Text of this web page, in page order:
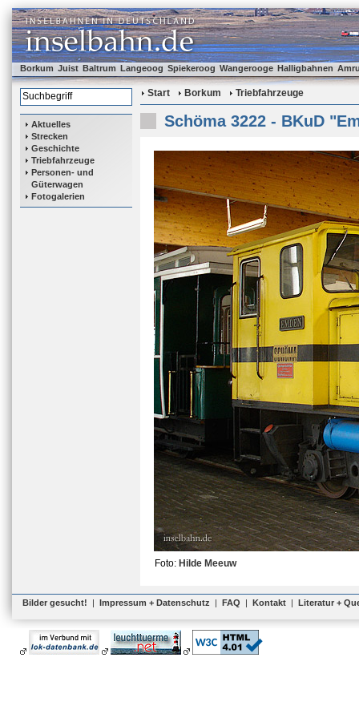
Borkum Juist Baltrum Langeoog Spiekeroog Wangerooge Halligbahnen
Aktuelles
Strecken
Geschichte
Triebfahrzeuge
Personen- und
Güterwagen
Fotogalerien
Start Borkum Triebfahrzeuge
Schöma 3222 - BKuD
Foto: Hilde Meeuw
Bilder gesucht! | Impressum + Datenschutz | FAQ | Kontakt | Literatur +